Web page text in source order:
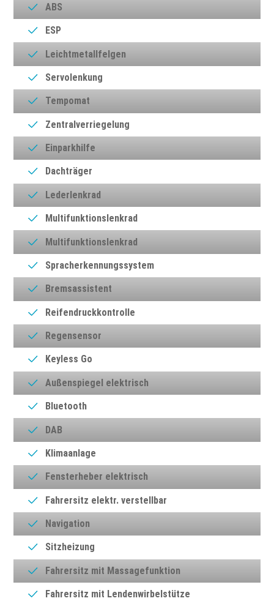
ABS
ESP
Leichtmetallfelgen
Servolenkung
Tempomat
Zentralverriegelung
Einparkhilfe
Dachträger
Lederlenkrad
Multifunktionslenkrad
Multifunktionslenkrad
Spracherkennungssystem
Bremsassistent
Reifendruckkontrolle
Regensensor
Keyless Go
Außenspiegel elektrisch
Bluetooth
DAB
Klimaanlage
Fensterheber elektrisch
Fahrersitz elektr. verstellbar
Navigation
Sitzheizung
Fahrersitz mit Massagefunktion
Fahrersitz mit Lendenwirbelstütze